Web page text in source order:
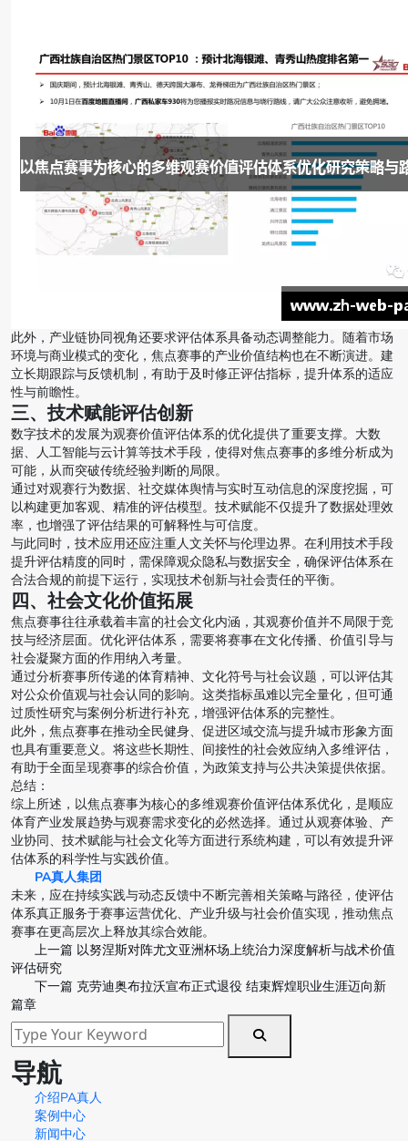
此外，产业链协同视角还要求评估体系具备动态调整能力。随着市场
环境与商业模式的变化，焦点赛事的产业价值结构也在不断演进。建
立长期跟踪与反馈机制，有助于及时修正评估指标，提升体系的适应
性与前瞻性。
三、技术赋能评估创新
数字技术的发展为观赛价值评估体系的优化提供了重要支撑。大数
据、人工智能与云计算等技术手段，使得对焦点赛事的多维分析成为
可能，从而突破传统经验判断的局限。
通过对观赛行为数据、社交媒体舆情与实时互动信息的深度挖掘，可
以构建更加客观、精准的评估模型。技术赋能不仅提升了数据处理效
率，也增强了评估结果的可解释性与可信度。
与此同时，技术应用还应注重人文关怀与伦理边界。在利用技术手段
提升评估精度的同时，需保障观众隐私与数据安全，确保评估体系在
合法合规的前提下运行，实现技术创新与社会责任的平衡。
四、社会文化价值拓展
焦点赛事往往承载着丰富的社会文化内涵，其观赛价值并不局限于竞
技与经济层面。优化评估体系，需要将赛事在文化传播、价值引导与
社会凝聚方面的作用纳入考量。
通过分析赛事所传递的体育精神、文化符号与社会议题，可以评估其
对公众价值观与社会认同的影响。这类指标虽难以完全量化，但可通
过质性研究与案例分析进行补充，增强评估体系的完整性。
此外，焦点赛事在推动全民健身、促进区域交流与提升城市形象方面
也具有重要意义。将这些长期性、间接性的社会效应纳入多维评估，
有助于全面呈现赛事的综合价值，为政策支持与公共决策提供依据。
总结：
综上所述，以焦点赛事为核心的多维观赛价值评估体系优化，是顺应
体育产业发展趋势与观赛需求变化的必然选择。通过从观赛体验、产
业协同、技术赋能与社会文化等方面进行系统构建，可以有效提升评
估体系的科学性与实践价值。
PA真人集团
未来，应在持续实践与动态反馈中不断完善相关策略与路径，使评估
体系真正服务于赛事运营优化、产业升级与社会价值实现，推动焦点
赛事在更高层次上释放其综合效能。
上一篇 以努涅斯对阵尤文亚洲杯场上统治力深度解析与战术价值
评估研究
下一篇 克劳迪奥布拉沃宣布正式退役 结束辉煌职业生涯迈向新
篇章
导航
介绍PA真人
案例中心
新闻中心